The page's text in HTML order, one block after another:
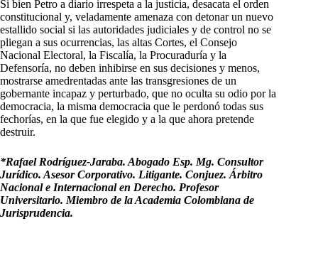
Si bien Petro a diario irrespeta a la justicia, desacata el orden
constitucional y, veladamente amenaza con detonar un nuevo
estallido social si las autoridades judiciales y de control no se
pliegan a sus ocurrencias, las altas Cortes, el Consejo
Nacional Electoral, la Fiscalía, la Procuraduría y la
Defensoría, no deben inhibirse en sus decisiones y menos,
mostrarse amedrentadas ante las transgresiones de un
gobernante incapaz y perturbado, que no oculta su odio por la
democracia, la misma democracia que le perdonó todas sus
fechorías, en la que fue elegido y a la que ahora pretende
destruir.
*Rafael Rodríguez-Jaraba. Abogado Esp. Mg. Consultor
Jurídico. Asesor Corporativo. Litigante. Conjuez. Árbitro
Nacional e Internacional en Derecho. Profesor
Universitario. Miembro de la Academia Colombiana de
Jurisprudencia.